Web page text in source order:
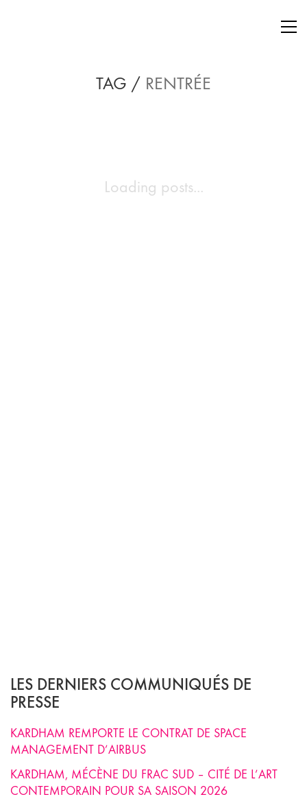
TAG / RENTRÉE
Loading posts...
LES DERNIERS COMMUNIQUÉS DE
PRESSE
KARDHAM REMPORTE LE CONTRAT DE SPACE
MANAGEMENT D’AIRBUS
KARDHAM, MÉCÈNE DU FRAC SUD – CITÉ DE L’ART
CONTEMPORAIN POUR SA SAISON 2026